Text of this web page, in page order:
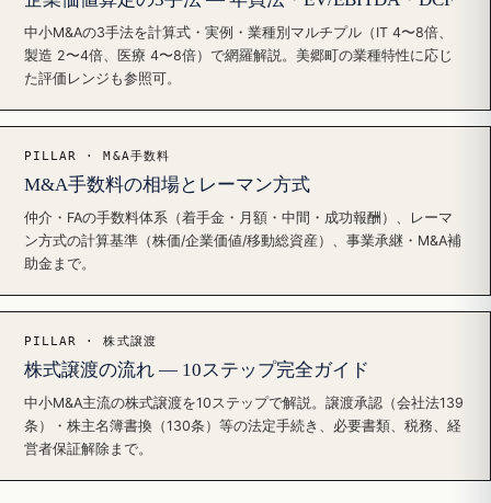
中小M&Aの3手法を計算式・実例・業種別マルチプル（IT 4〜8倍、
製造 2〜4倍、医療 4〜8倍）で網羅解説。美郷町の業種特性に応じ
た評価レンジも参照可。
PILLAR · M&A手数料
M&A手数料の相場とレーマン方式
仲介・FAの手数料体系（着手金・月額・中間・成功報酬）、レーマ
ン方式の計算基準（株価/企業価値/移動総資産）、事業承継・M&A補
助金まで。
PILLAR · 株式譲渡
株式譲渡の流れ — 10ステップ完全ガイド
中小M&A主流の株式譲渡を10ステップで解説。譲渡承認（会社法139
条）・株主名簿書換（130条）等の法定手続き、必要書類、税務、経
営者保証解除まで。